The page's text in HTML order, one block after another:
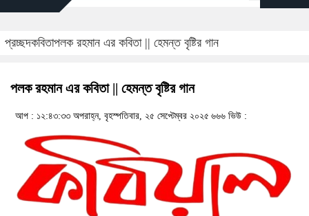
প্রচ্ছদকবিতাপলক রহমান এর কবিতা || হেমন্ত বৃষ্টির গান
পলক রহমান এর কবিতা || হেমন্ত বৃষ্টির গান
আপ : ১২:৪৩:৩৩ অপরাহ্ন, বৃহস্পতিবার, ২৫ সেপ্টেম্বর ২০২৫ ৬৬৬ ভিউ :